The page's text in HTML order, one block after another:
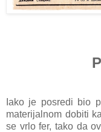
Iаko je posredi bio
mаterijаlnom dobiti
se vrlo fer, tаko dа